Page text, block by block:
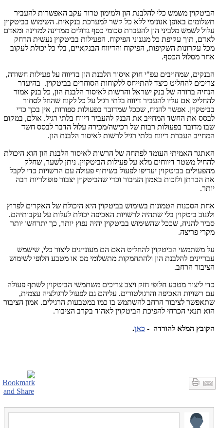
הביטקוין משמש כלי להלבנת הון ולמימון טרור עקב האפשרות להעביר
תשלומים באופן אנונימי ללא כל קשר למערכת בנקאית. השימוש בביטקוין
עלול לשמש מלביני הון להעברת סכומי כסף גדולים ממדינה למדינה ומאדם
לאדם, תוך עקיפת כל מנגנוני הפיקוח. הפעילות בביטקוין נעשית הרחק
מכל עקרונות השקיפות, הפיקוח והדיווח הבנקאיים, בלי כל יכולת לעקוב
אחר מסלול הכסף.
הבנקים, שמחויבים עפ"י חוק איסור הלבנת הון בדיווח על פעילות חשודה,
צריכים להחליט כיצד להתייחס ללקוחות הסוחרים בביטקוין. בהיעדר
הנחיה ברורה של בנק ישראל והרשות לאיסור הלבנת הון, כל בנק אמור
להחליט אם עליו להעביר דיווח בלתי רגיל על כל לקוח שהחל לסחור
בביטקוין. אפשר להניח, שככל שמדובר בפעולות ספורות, אין בכך כדי
לבסס את החשד המחייב את הבנק להעביר דיווח בלתי רגיל. אולם, במקום
שבו מדובר בפעולות רבות של רכישה/מכירה עלול הדבר לבסס חשד
המחייב העברת דיווח בלתי רגיל לרשות לאיסור הלבנת הון.
האתגר האמיתי העומד לפתחה של הרשות לאיסור הלבנת הון הוא היכולת
להחיל משטר דיווחים מלא על פעילות הביטקוין. ניתן לשער, שחלק
מהפעילים בביטקוין יעדיפו לפעול בשיתוף פעולה עם הרשויות כדי לקבל
את הכרתן ולזכות באמון הציבור וכדי שהביטקוין יצבור פופולריות רבה
יותר.
אחת הסכנות הטמונות בשימוש בביטקוין היא היכולת של האקרים לפרוץ
ולגנוב ביטקוין בלי שתהיה לרשויות האכיפה יכולת לעלות על עקבותיהם.
סביר להניח, שככל שהשימוש בביטקוין יהיה נפוץ יותר, כך יתרחשו יותר
מקרי פריצה.
על משתמשי הביטקוין להחליט האם הם מעוניינים ליצור כלי, שישמש
עבריינים להלבנת הון ולהתחמקות מתשלומי מס או מטבע חלופי לשימוש
הציבור הרחב.
כדי ליצור מטבע חלופי חזק ויצב צריכים משתמשי הביטקוין לשתף פעולה
עם רשויות האכיפה והרגולטורים. עליהם גם לפעול לרגולציה עצמית,
שתאפשר לציבור הרחב להשתמש בו כמו במטבעות הרגילים. אמון הציבור
הוא תנאי הכרחי להפיכת הביטקוין לאהוד בקרב הציבור.
הקובץ המלא להורדה - כאן.